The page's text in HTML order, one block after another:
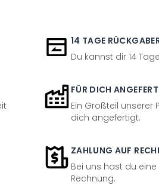
14 TAGE
Du kannst dir 14
FÜR DICH
Ein Großteil unserer
dich angefertigt.
ZAHLUNG AUF
Bei uns hast du
Rechnung.